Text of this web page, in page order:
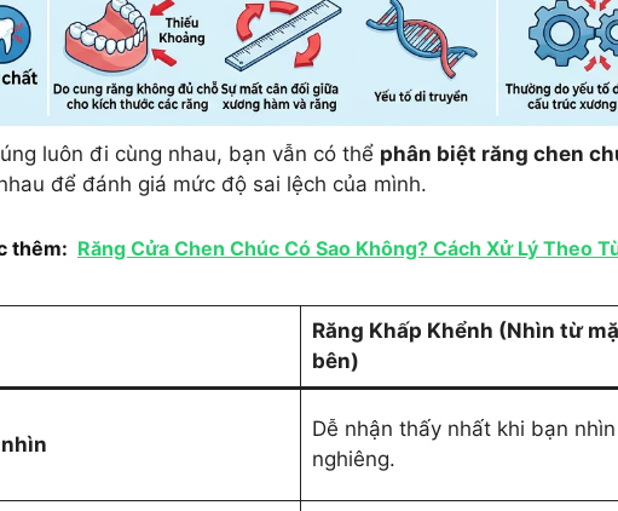
luôn đi cùng nhau, bạn vẫn có thể phân biệt răng chen
để đánh giá mức độ sai lệch của mình.
thêm: Răng Cửa Chen Chúc Có Sao Không? Cách Xử Lý Theo
Răng Khấp Khểnh (Nhìn từ
bên)
Dễ nhận thấy nhất khi bạn nhìn
nghiêng.